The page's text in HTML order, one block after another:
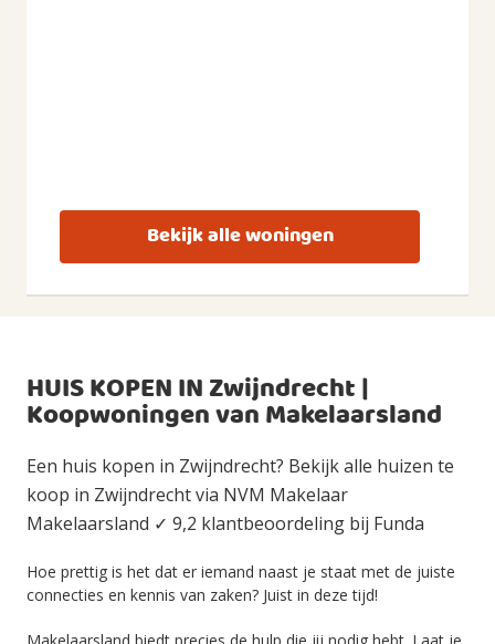
Bekijk alle woningen
HUIS KOPEN IN Zwijndrecht |
Koopwoningen van Makelaarsland
Een huis kopen in Zwijndrecht? Bekijk alle huizen te
koop in Zwijndrecht via NVM Makelaar
Makelaarsland ✓ 9,2 klantbeoordeling bij Funda
Hoe prettig is het dat er iemand naast je staat met de juiste
connecties en kennis van zaken? Juist in deze tijd!